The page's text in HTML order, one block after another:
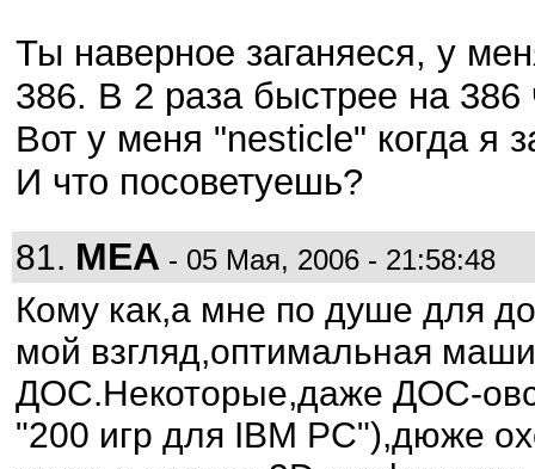
Ты наверное заганяеся, у
386. В 2 раза быстрее на
Вот у меня "nesticle" когда я
И что посоветуешь?
81. MEA - 05 Мая, 2006 - 21:58:48
Кому как,а мне по душе для
мой взгляд,оптимальная
ДОС.Некоторые,даже ДОС-
"200 игр для IBM PC"),дюже